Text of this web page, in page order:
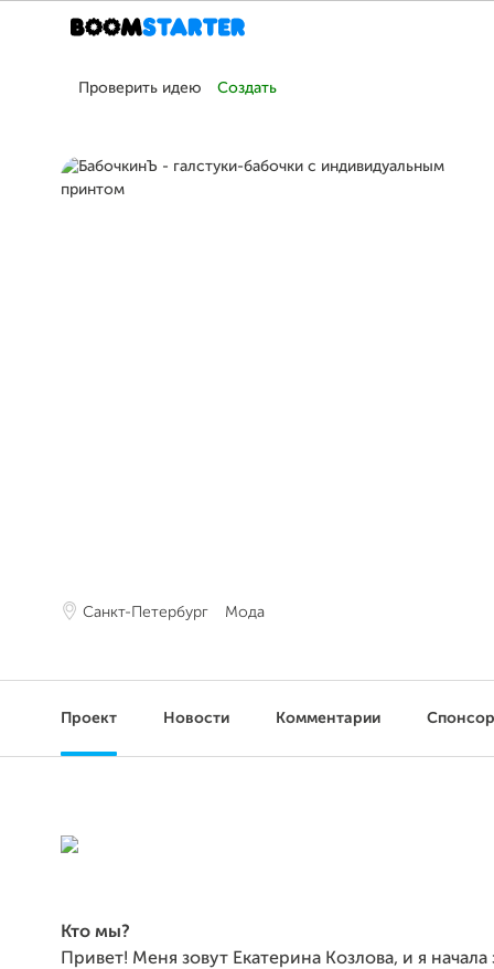
Проверить идею Создать
Санкт-Петербург Мода
Проект Новости Комментарии
Кто мы?
Привет! Меня зовут Екатерина Козлова, и я начала